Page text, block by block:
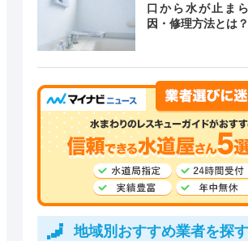
口から水が止ま
因・修理方法とは？
地域別おすすめ業者を探す